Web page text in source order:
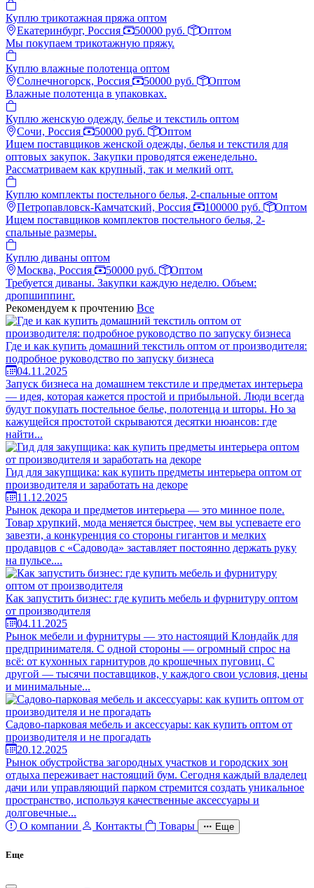
Куплю трикотажная пряжа оптом
Екатеринбург, Россия
50000 руб.
Оптом
Мы покупаем трикотажную пряжу.
Куплю влажные полотенца оптом
Солнечногорск, Россия
50000 руб.
Оптом
Влажные полотенца в упаковках.
Куплю женскую одежду, белье и текстиль оптом
Сочи, Россия
50000 руб.
Оптом
Ищем поставщиков женской одежды, белья и текстиля для
оптовых закупок. Закупки проводятся еженедельно.
Рассматриваем как крупный, так и мелкий опт.
Куплю комплекты постельного белья, 2-спальные оптом
Петропавловск-Камчатский, Россия
100000 руб.
Оптом
Ищем поставщиков комплектов постельного белья, 2-
спальные размеры.
Куплю диваны оптом
Москва, Россия
50000 руб.
Оптом
Требуется диваны. Закупки каждую неделю. Объем:
дропшиппинг.
Рекомендуем к прочтению Все
Где и как купить домашний текстиль оптом от производителя:
подробное руководство по запуску бизнеса
04.11.2025
Запуск бизнеса на домашнем текстиле и предметах интерьера
— идея, которая кажется простой и прибыльной. Люди всегда
будут покупать постельное белье, полотенца и шторы. Но за
кажущейся простотой скрываются десятки нюансов: где
найти...
Гид для закупщика: как купить предметы интерьера оптом от
производителя и заработать на декоре
11.12.2025
Рынок декора и предметов интерьера — это минное поле.
Товар хрупкий, мода меняется быстрее, чем вы успеваете его
завезти, а конкуренция со стороны гигантов и мелких
продавцов с «Садовода» заставляет постоянно держать руку
на пульсе....
Как запустить бизнес: где купить мебель и фурнитуру оптом
от производителя
04.11.2025
Рынок мебели и фурнитуры — это настоящий Клондайк для
предпринимателя. С одной стороны — огромный спрос на
всё: от кухонных гарнитуров до крошечных пуговиц. С
другой — тысячи поставщиков, у каждого свои условия, цены
и минимальные...
Садово-парковая мебель и аксессуары: как купить оптом от
производителя и не прогадать
20.12.2025
Рынок обустройства загородных участков и городских зон
отдыха переживает настоящий бум. Сегодня каждый владелец
дачи или управляющий парком стремится создать уникальное
пространство, используя качественные аксессуары и
долговечные...
О компании
Контакты Товары Еще
Еще